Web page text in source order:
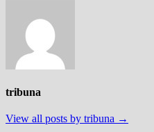
tribuna
View all posts by tribuna →